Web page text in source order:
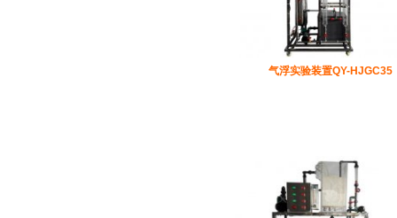
气浮实验装置QY-HJGC35